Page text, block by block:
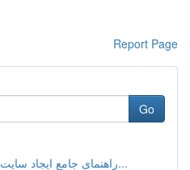
Report Page
Go
راهنمای جامع ایجاد سایت با وردپرس وردپرس: ا...